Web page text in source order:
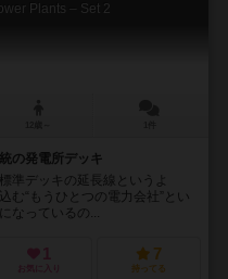
Plants – Set 2
の発電所デッキ
準デッキの延長線というよ
む“もうひとつの電力会社”とい
なっているの...
1
お気に入り
7
持ってる